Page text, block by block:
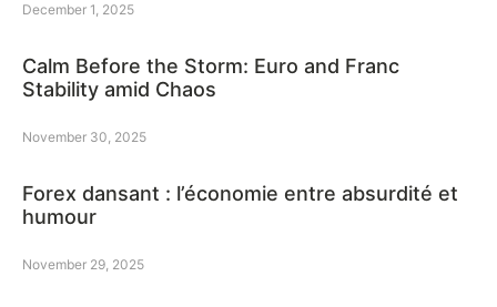
December 1, 2025
Calm Before the Storm: Euro and Franc
Stability amid Chaos
November 30, 2025
Forex dansant : l’économie entre absurdité et
humour
November 29, 2025